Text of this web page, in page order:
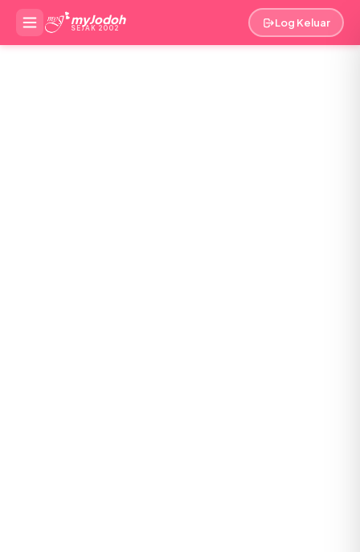
myJodoh
SEJAK 2002 Log Keluar